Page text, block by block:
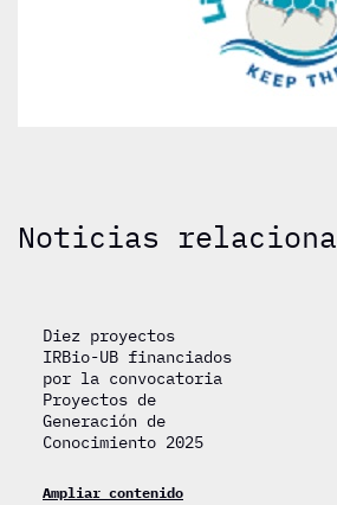
Noticias
Diez proyectos
IRBio-UB financiados
por la convocatoria
Proyectos de
Generación de
Conocimiento 2025
Ampliar contenido